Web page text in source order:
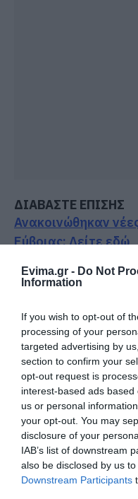
Evima.gr - Do Not
Information
If you wish to opt-out of
processing of your
targeted advertising by
section to confirm your
opt-out request is
interest-based ads
us or personal
your opt-out. You may
disclosure of your
IAB’s list of downstream
also be disclosed by us
Downstream Participants
ΔΙΑΒΑΣΤΕ ΕΠΙΣΗΣ
Ανακοινώθηκαν
Εύβοιας: Δείτε εδώ
Αυτός ο δήμος της
δικαστήρια για τις
Εικόνες ντροπής
Εύβοια: Πετούν
βρουν
Μεγάλη προσοχή
στην Εύβοια
Ακολουθήστε το
Διαβάστε όλες τις